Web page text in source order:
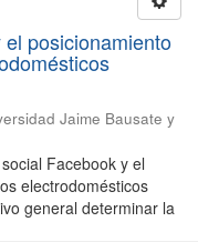
posicionamiento
Jaime Bausate y
Facebook y el
electrodomésticos
general determinar la